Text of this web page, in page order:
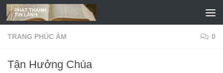
Skip to content
TRANG PHÚC ÂM 0
Tận Hưởng Chúa